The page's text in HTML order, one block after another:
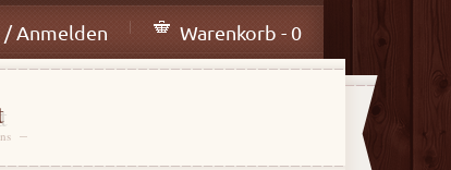
/ Anmelden Warenkorb - 0